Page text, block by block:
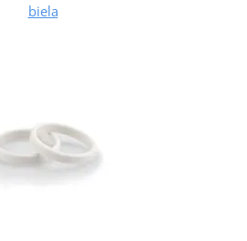
biela